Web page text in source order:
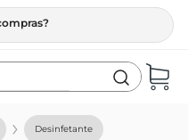
Desinfetante